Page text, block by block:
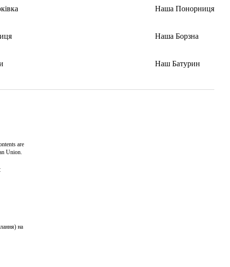
Наша Понорниця
Наша Борзна
Наш Батурин
are
Union.
на